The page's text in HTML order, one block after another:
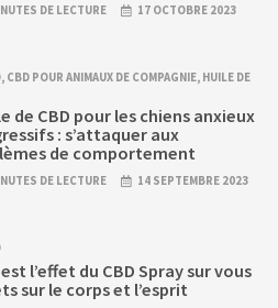
DE LECTURE 17 OCTOBRE 2023
, CBD POUR ANIMAUX DE COMPAGNIE, HUILE DE
de CBD pour les chiens anxieux
: s’attaquer aux
de comportement
DE LECTURE 14 SEPTEMBRE 2023
l’effet du CBD Spray sur vous
sur le corps et l’esprit